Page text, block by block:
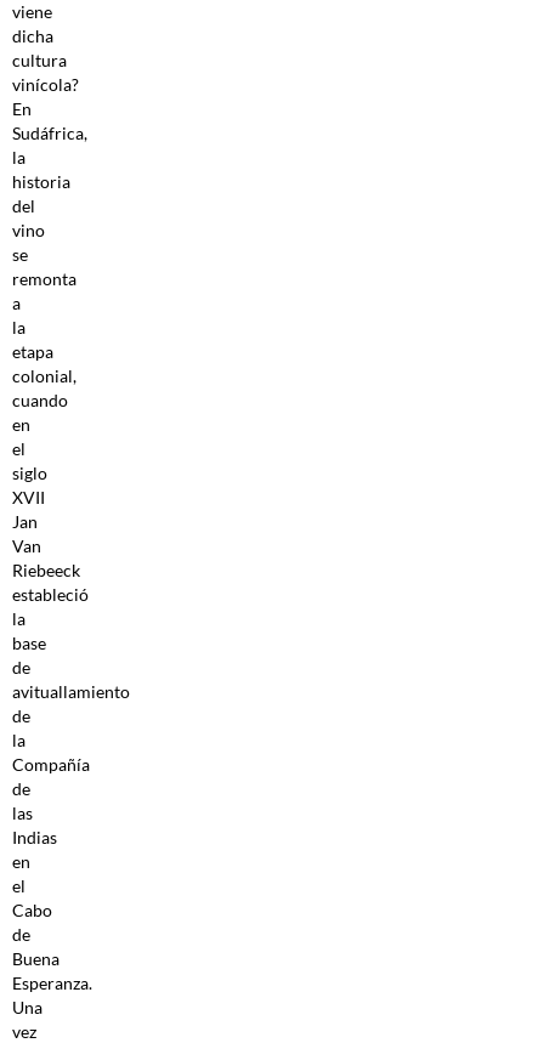
viene
dicha
cultura
vinícola?
En
Sudáfrica,
la
historia
del
vino
se
remonta
a
la
etapa
colonial,
cuando
en
el
siglo
XVII
Jan
Van
Riebeeck
estableció
la
base
de
avituallamiento
de
la
Compañía
de
las
Indias
en
el
Cabo
de
Buena
Esperanza.
Una
vez